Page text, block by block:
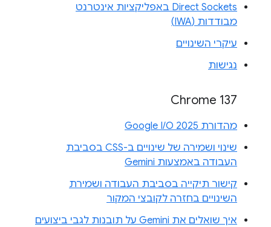
Direct Sockets באפליקציות אינטרנט
מבודדות (IWA)
עיקרי השינויים
נגישות
Chrome 137
מהדורת Google I/O 2025
שינוי ושמירה של שינויים ב-CSS בסביבת
העבודה באמצעות Gemini
קישור תיקייה בסביבת העבודה ושמירת
השינויים בחזרה לקובצי המקור
איך שואלים את Gemini על תובנות לגבי ביצועים